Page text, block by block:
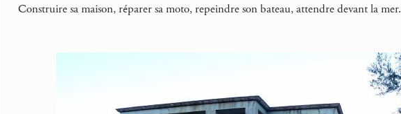
Construire sa maison, réparer sa moto, repeindre son bateau, attendre devant la mer.